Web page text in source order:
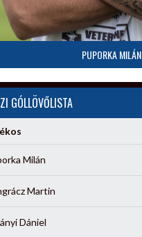
PUPORKA MILÁN
GÓLLÖVŐLISTA
Milán
Martin
Dániel